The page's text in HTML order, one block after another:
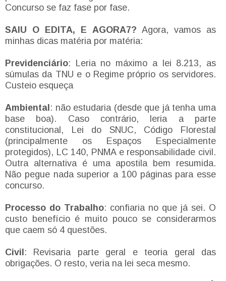
Concurso se faz fase por fase.
SAIU O EDITA, E AGORA7? Agora, vamos as
minhas dicas matéria por matéria:
Previdenciário: Leria no máximo a lei 8.213, as
súmulas da TNU e o Regime próprio os servidores.
Custeio esqueça
Ambiental: não estudaria (desde que já tenha uma
base boa). Caso contrário, leria a parte
constitucional, Lei do SNUC, Código Florestal
(principalmente os Espaços Especialmente
protegidos), LC 140, PNMA e responsabilidade civil.
Outra alternativa é uma apostila bem resumida.
Não pegue nada superior a 100 páginas para esse
concurso.
Processo do Trabalho: confiaria no que já sei. O
custo benefício é muito pouco se considerarmos
que caem só 4 questões.
Civil: Revisaria parte geral e teoria geral das
obrigações. O resto, veria na lei seca mesmo.